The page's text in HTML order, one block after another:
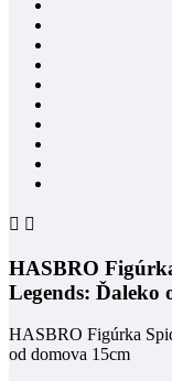
 
HASBRO
Legends: Ďaleko
HASBRO Figúrka
od domova 15cm